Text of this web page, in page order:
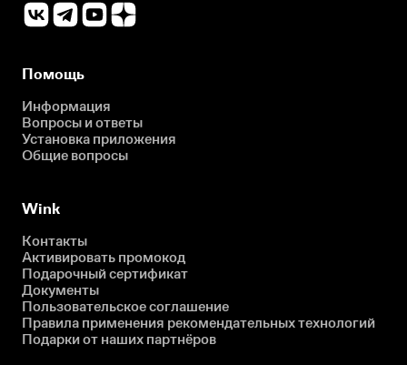
Помощь
Информация
Вопросы и ответы
Установка приложения
Общие вопросы
Wink
Контакты
Активировать промокод
Подарочный сертификат
Документы
Пользовательское соглашение
Правила применения рекомендательных технологий
Подарки от наших партнёров